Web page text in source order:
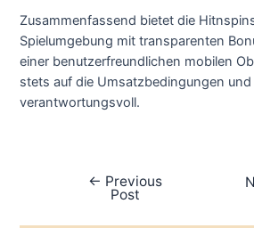
Zusammenfassend bietet die
Spielumgebung mit transparenten
einer benutzerfreundlichen mobilen
stets auf die Umsatzbedingungen und
verantwortungsvoll.
← Previous
Post